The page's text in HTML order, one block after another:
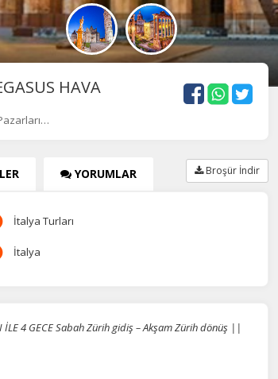
HAVA
YORUMLAR Broşür İndir
İtalya Turları
İtalya
İLE 4 GECE Sabah Zürih gidiş – Akşam Zürih dönüş ||